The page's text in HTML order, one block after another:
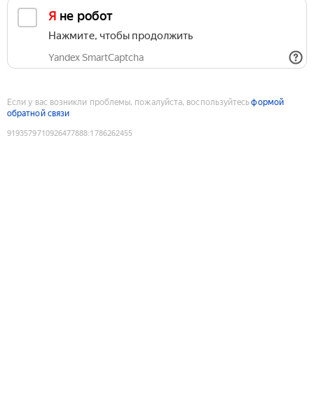
Я не робот
Нажмите, чтобы продолжить
Yandex SmartCaptcha
Если у вас возникли проблемы, пожалуйста, воспользуйтесьформой
обратной связи
9193579710926477888:1786262455